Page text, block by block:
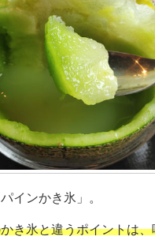
インかき氷」。
き氷と違うポイントは